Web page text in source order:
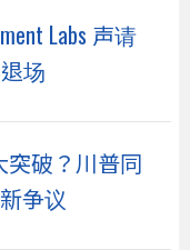
Labs 声请
场
突破？川普同
争议